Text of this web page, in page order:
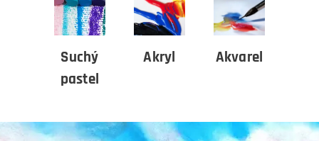
Suchý
pastel
Akryl Akvarel